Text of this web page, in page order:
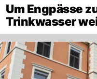
Um Engpässe
Trinkwasser